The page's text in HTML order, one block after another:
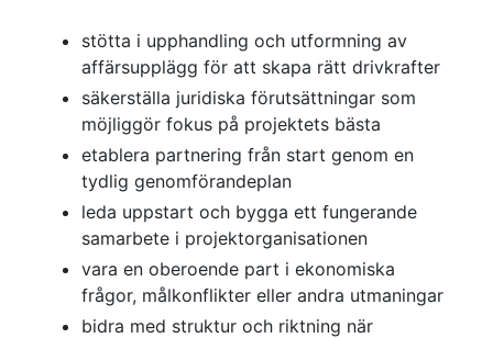
stötta i upphandling och utformning av
affärsupplägg för att skapa rätt drivkrafter
säkerställa juridiska förutsättningar som
möjliggör fokus på projektets bästa
etablera partnering från start genom en
tydlig genomförandeplan
leda uppstart och bygga ett fungerande
samarbete i projektorganisationen
vara en oberoende part i ekonomiska
frågor, målkonflikter eller andra utmaningar
bidra med struktur och riktning när